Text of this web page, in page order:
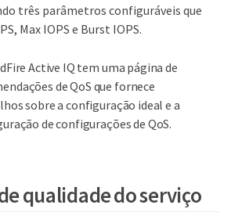
três parâmetros configuráveis que
Max IOPS e Burst IOPS.
Active IQ tem uma página de
de QoS que fornece
sobre a configuração ideal e a
de configurações de QoS.
qualidade do serviço